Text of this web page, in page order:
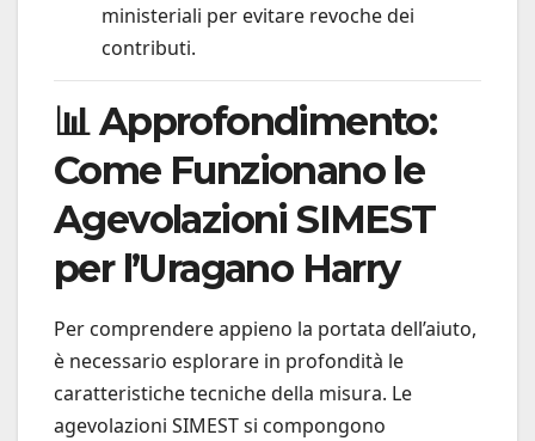
ministeriali per evitare revoche dei
contributi.
📊 Approfondimento:
Come Funzionano le
Agevolazioni SIMEST
per l’Uragano Harry
Per comprendere appieno la portata dell’aiuto,
è necessario esplorare in profondità le
caratteristiche tecniche della misura. Le
agevolazioni SIMEST si compongono